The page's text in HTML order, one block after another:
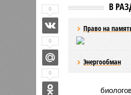
В
Право на
Энергообман
0
0
0